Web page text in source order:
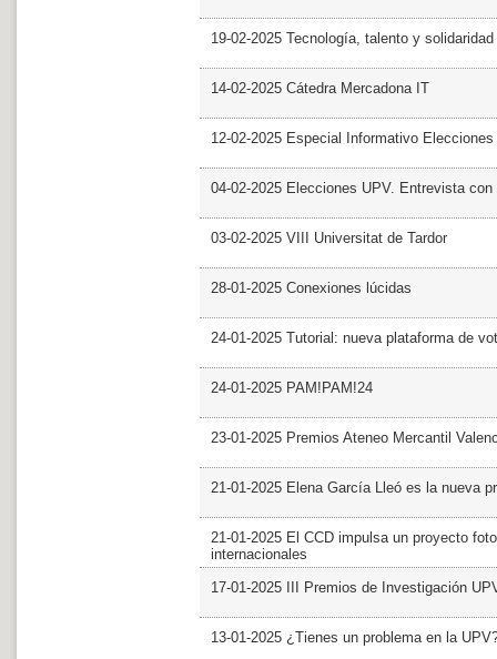
19-02-2025 Tecnología, talento y
14-02-2025 Cátedra Mercadona IT
12-02-2025 Especial Informativo Elecciones
04-02-2025 Elecciones UPV. Entrevista con
03-02-2025 VIII Universitat de Tardor
28-01-2025 Conexiones lúcidas
24-01-2025 Tutorial: nueva plataforma de
24-01-2025 PAM!PAM!24
23-01-2025 Premios Ateneo Mercantil
21-01-2025 Elena García Lleó es la nueva
21-01-2025 El CCD impulsa un proyecto
internacionales
17-01-2025 III Premios de Investigación
13-01-2025 ¿Tienes un problema en la